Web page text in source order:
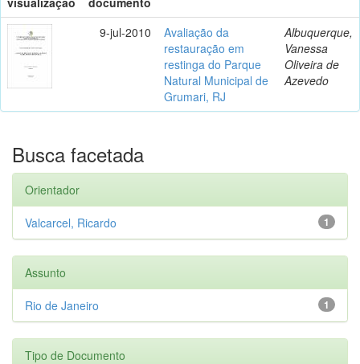
9-jul-2010
Avaliação da
restauração em
restinga do Parque
Natural Municipal de
Grumari, RJ
Albuquerque,
Vanessa
Oliveira de
Azevedo
Busca facetada
Orientador
1
Valcarcel, Ricardo
Assunto
1
Rio de Janeiro
Tipo de Documento